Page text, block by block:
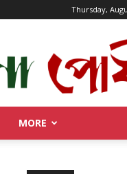
Thursday,
MORE